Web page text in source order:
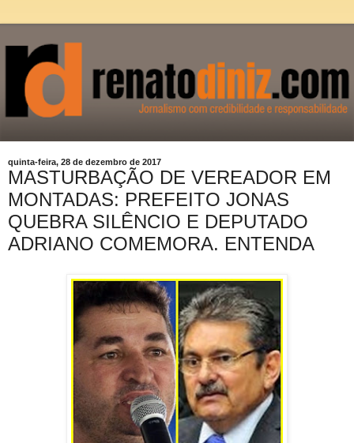
quinta-feira, 28 de dezembro de 2017
MASTURBAÇÃO DE VEREADOR EM
MONTADAS: PREFEITO JONAS
QUEBRA SILÊNCIO E DEPUTADO
ADRIANO COMEMORA. ENTENDA